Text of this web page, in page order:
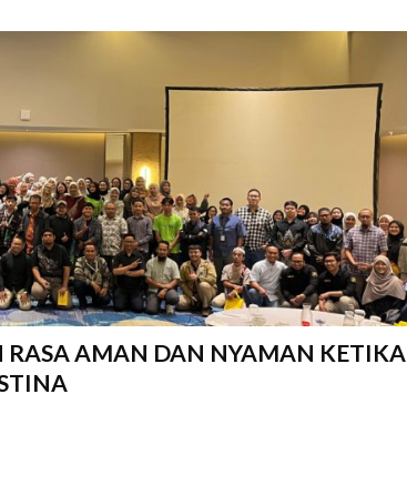
RASA AMAN DAN NYAMAN KETIKA